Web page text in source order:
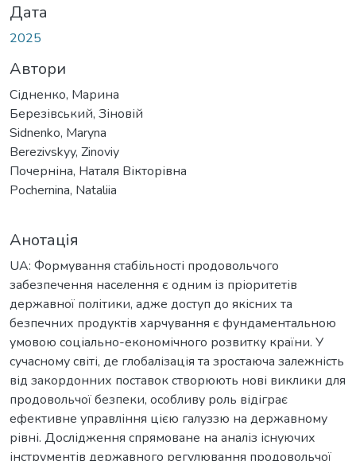
Дата
2025
Автори
Сідненко, Марина
Березівський, Зіновій
Sidnenko, Maryna
Berezivskyy, Zinoviy
Почерніна, Наталя Вікторівна
Pochernina, Nataliia
Анотація
UA: Формування стабільності продовольчого
забезпечення населення є одним із пріоритетів
державної політики, адже доступ до якісних та
безпечних продуктів харчування є фундаментальною
умовою соціально-економічного розвитку країни. У
сучасному світі, де глобалізація та зростаюча залежність
від закордонних поставок створюють нові виклики для
продовольчої безпеки, особливу роль відіграє
ефективне управління цією галуззю на державному
рівні. Дослідження спрямоване на аналіз існуючих
інструментів державного регулювання продовольчої